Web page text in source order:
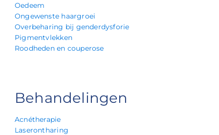
Oedeem
Ongewenste haargroei
Overbeharing bij genderdysforie
Pigmentvlekken
Roodheden en couperose
Behandelingen
Acnétherapie
Laserontharing